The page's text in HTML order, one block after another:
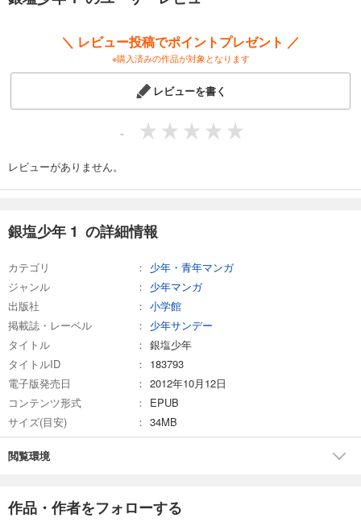
＼ レビュー投稿でポイントプレゼント ／
※購入済みの作品が対象となります
レビューを書く
-
レビューがありません。
銀塩少年 1 の詳細情報
カテゴリ
少年・青年マンガ
ジャンル
少年マンガ
出版社
小学館
掲載誌・レーベル
少年サンデー
タイトル
銀塩少年
タイトルID
183793
電子版発売日
2012年10月12日
コンテンツ形式
EPUB
サイズ(目安)
34MB
閲覧環境
作品・作者をフォローする